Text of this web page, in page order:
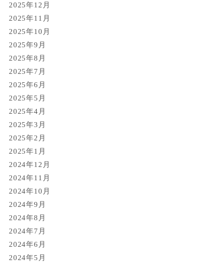
2025年12月
2025年11月
2025年10月
2025年9月
2025年8月
2025年7月
2025年6月
2025年5月
2025年4月
2025年3月
2025年2月
2025年1月
2024年12月
2024年11月
2024年10月
2024年9月
2024年8月
2024年7月
2024年6月
2024年5月